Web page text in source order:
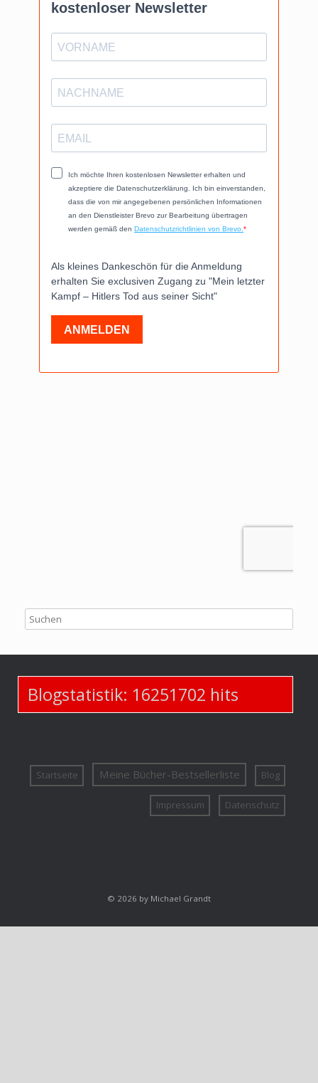
Blogstatistik: 16251702 hits
Startseite Meine Bücher-Bestsellerliste Blog
Impressum Datenschutz
© 2026 by Michael Grandt